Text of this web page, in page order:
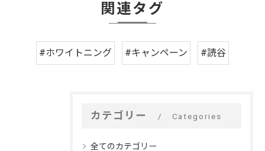
関連タグ
#ホワイトニング #キャンペーン #読谷
カテゴリー Categories
全てのカテゴリー